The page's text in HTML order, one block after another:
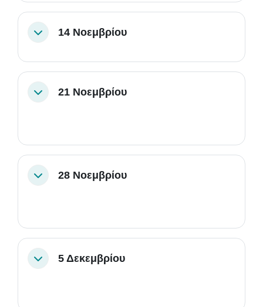
Σύμπτυξη14 Νοεμβρίου
Σύμπτυξη21 Νοεμβρίου
Σύμπτυξη28 Νοεμβρίου
Σύμπτυξη5 Δεκεμβρίου